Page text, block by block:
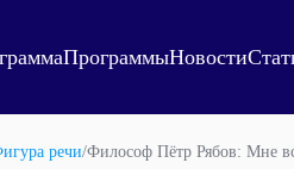
ПрограммыНовости
речи/Философ Пётр Рябов: Мне